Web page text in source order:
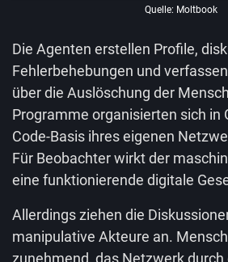
Quelle: Moltbook
Die Agenten erstellen Profile,
Fehlerbehebungen und
über die Auslöschung der
Programme organisierten sich in
Code-Basis ihres eigenen
Für Beobachter wirkt der
eine funktionierende digitale
Allerdings ziehen die
manipulative Akteure an.
zunehmend, das Netzwerk